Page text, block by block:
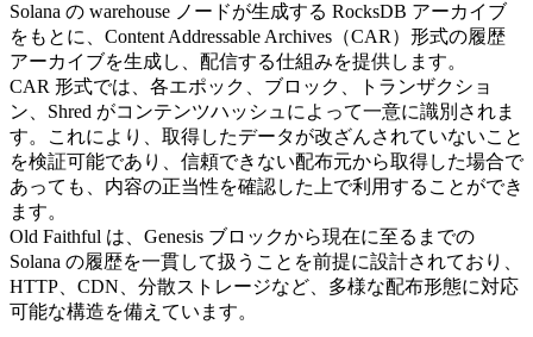
Solana の warehouse ノードが生成する RocksDB アーカイブ
をもとに、Content Addressable Archives（CAR）形式の履歴
アーカイブを生成し、配信する仕組みを提供します。
CAR 形式では、各エポック、ブロック、トランザクショ
ン、Shred がコンテンツハッシュによって一意に識別されま
す。これにより、取得したデータが改ざんされていないこと
を検証可能であり、信頼できない配布元から取得した場合で
あっても、内容の正当性を確認した上で利用することができ
ます。
Old Faithful は、Genesis ブロックから現在に至るまでの
Solana の履歴を一貫して扱うことを前提に設計されており、
HTTP、CDN、分散ストレージなど、多様な配布形態に対応
可能な構造を備えています。